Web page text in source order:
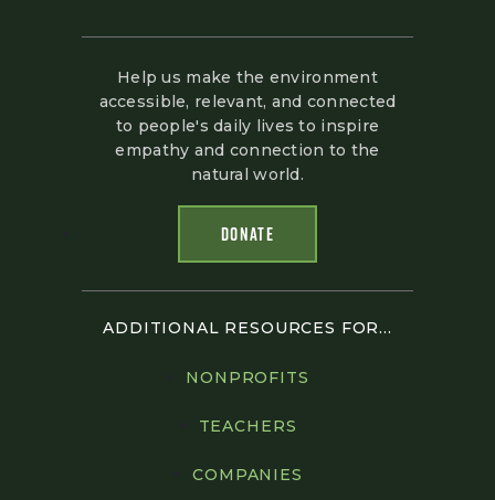
Help us make the environment
accessible, relevant, and connected
to people's daily lives to inspire
empathy and connection to the
natural world.
DONATE
ADDITIONAL RESOURCES FOR...
NONPROFITS
TEACHERS
COMPANIES